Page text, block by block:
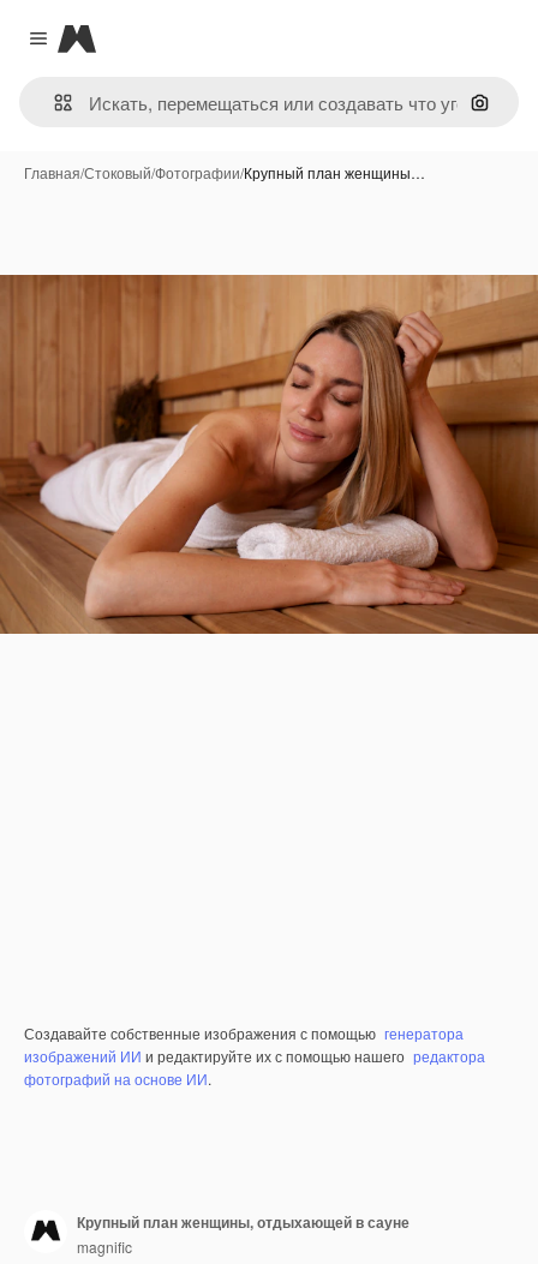
Close menu
Magnific
Поиск
Главная/Стоковый/Фотографии/Крупный план женщины…
Создавайте собственные изображения с помощью генератора
изображений ИИ и редактируйте их с помощью нашего редактора
фотографий на основе ИИ.
Крупный план женщины, отдыхающей в сауне
magnific